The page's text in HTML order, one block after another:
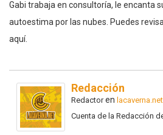
Gabi trabaja en consultoría, le encanta
autoestima por las nubes. Puedes
aquí.
Redacción
Redactoren lacaverna.net
Cuenta de la Redacción